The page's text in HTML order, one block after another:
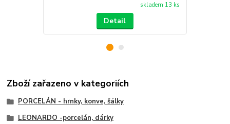
skladem 13 ks
Detail
Zboží zařazeno v kategoriích
PORCELÁN - hrnky, konve, šálky
LEONARDO -porcelán, dárky